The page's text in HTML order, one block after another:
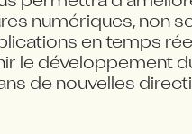
numériques, non
en temps
le développement
de nouvelles